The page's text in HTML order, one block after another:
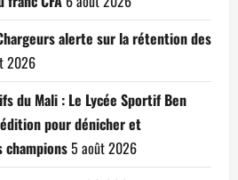
alerte sur la rétention des
2026
du Mali : Le Lycée Sportif Ben
pour dénicher et
5 août 2026